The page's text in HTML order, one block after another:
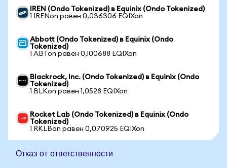
IREN (Ondo Tokenized) в Equinix (Ondo Tokenized)
1 IRENon равен 0,036306 EQIXon
Abbott (Ondo Tokenized) в Equinix (Ondo
Tokenized)
1 ABTon равен 0,100688 EQIXon
Blackrock, Inc. (Ondo Tokenized) в Equinix (Ondo
Tokenized)
1 BLKon равен 1,0528 EQIXon
Rocket Lab (Ondo Tokenized) в Equinix (Ondo
Tokenized)
1 RKLBon равен 0,070925 EQIXon
Отказ от ответственности